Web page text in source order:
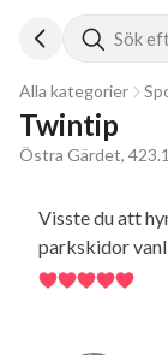
Sök
Alla kategorier
Twintip
Östra Gärdet,
Visste du att
parkskidor